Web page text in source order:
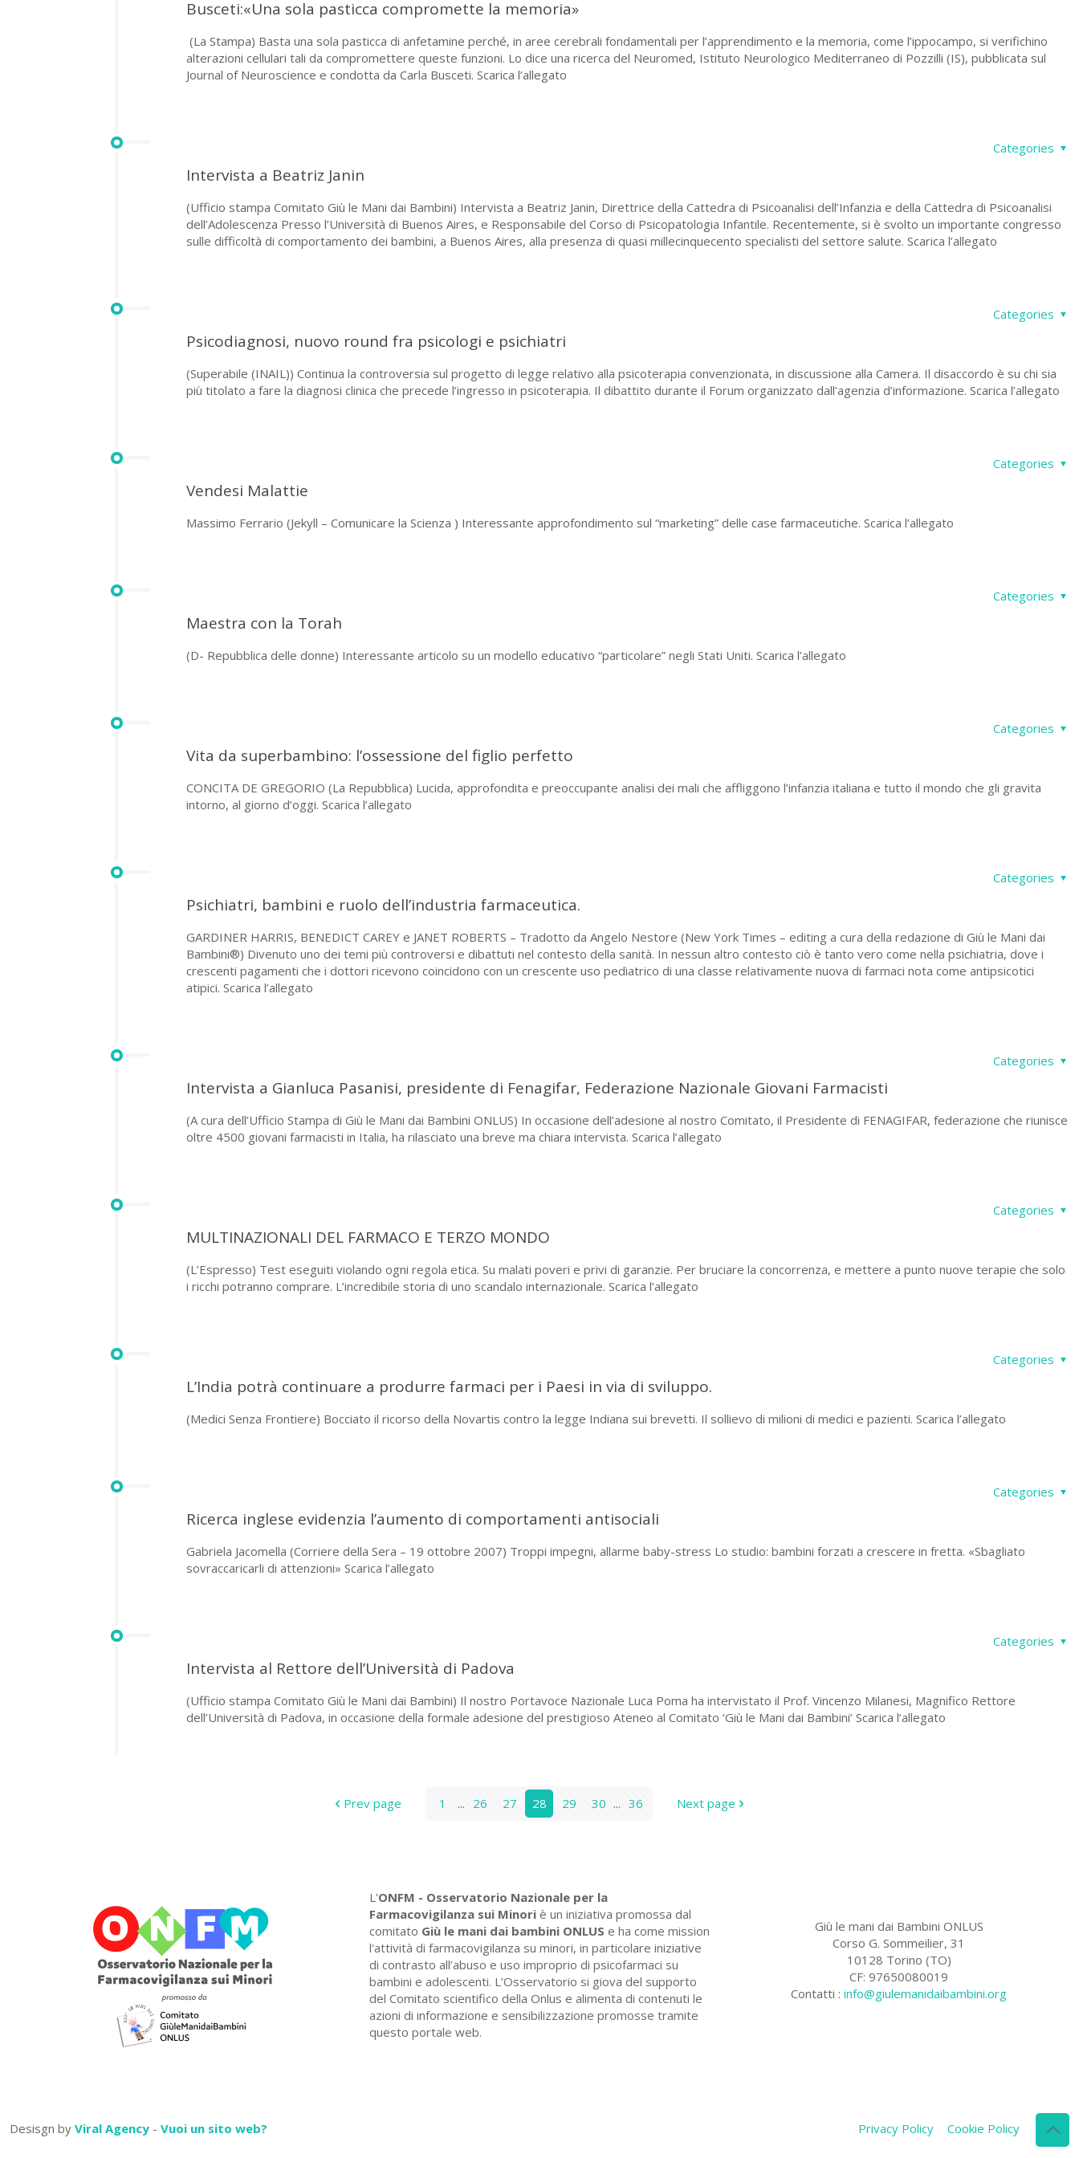
Busceti:«Una sola pasticca compromette la memoria»
(La Stampa) Basta una sola pasticca di anfetamine perché, in aree cerebrali fondamentali per l’apprendimento e la memoria, come l’ippocampo, si verifichino
alterazioni cellulari tali da compromettere queste funzioni. Lo dice una ricerca del Neuromed, Istituto Neurologico Mediterraneo di Pozzilli (IS), pubblicata sul
Journal of Neuroscience e condotta da Carla Busceti. Scarica l’allegato
Categories
Intervista a Beatriz Janin
(Ufficio stampa Comitato Giù le Mani dai Bambini) Intervista a Beatriz Janin, Direttrice della Cattedra di Psicoanalisi dell’Infanzia e della Cattedra di Psicoanalisi
dell’Adolescenza Presso l’Università di Buenos Aires, e Responsabile del Corso di Psicopatologia Infantile. Recentemente, si è svolto un importante congresso
sulle difficoltà di comportamento dei bambini, a Buenos Aires, alla presenza di quasi millecinquecento specialisti del settore salute. Scarica l’allegato
Categories
Psicodiagnosi, nuovo round fra psicologi e psichiatri
(Superabile (INAIL)) Continua la controversia sul progetto di legge relativo alla psicoterapia convenzionata, in discussione alla Camera. Il disaccordo è su chi sia
più titolato a fare la diagnosi clinica che precede l’ingresso in psicoterapia. Il dibattito durante il Forum organizzato dall’agenzia d’informazione. Scarica l’allegato
Categories
Vendesi Malattie
Massimo Ferrario (Jekyll – Comunicare la Scienza ) Interessante approfondimento sul “marketing” delle case farmaceutiche. Scarica l’allegato
Categories
Maestra con la Torah
(D- Repubblica delle donne) Interessante articolo su un modello educativo “particolare” negli Stati Uniti. Scarica l’allegato
Categories
Vita da superbambino: l’ossessione del figlio perfetto
CONCITA DE GREGORIO (La Repubblica) Lucida, approfondita e preoccupante analisi dei mali che affliggono l’infanzia italiana e tutto il mondo che gli gravita
intorno, al giorno d’oggi. Scarica l’allegato
Categories
Psichiatri, bambini e ruolo dell’industria farmaceutica.
GARDINER HARRIS, BENEDICT CAREY e JANET ROBERTS – Tradotto da Angelo Nestore (New York Times – editing a cura della redazione di Giù le Mani dai
Bambini®) Divenuto uno dei temi più controversi e dibattuti nel contesto della sanità. In nessun altro contesto ciò è tanto vero come nella psichiatria, dove i
crescenti pagamenti che i dottori ricevono coincidono con un crescente uso pediatrico di una classe relativamente nuova di farmaci nota come antipsicotici
atipici. Scarica l’allegato
Categories
Intervista a Gianluca Pasanisi, presidente di Fenagifar, Federazione Nazionale Giovani Farmacisti
(A cura dell’Ufficio Stampa di Giù le Mani dai Bambini ONLUS) In occasione dell’adesione al nostro Comitato, il Presidente di FENAGIFAR, federazione che riunisce
oltre 4500 giovani farmacisti in Italia, ha rilasciato una breve ma chiara intervista. Scarica l’allegato
Categories
MULTINAZIONALI DEL FARMACO E TERZO MONDO
(L’Espresso) Test eseguiti violando ogni regola etica. Su malati poveri e privi di garanzie. Per bruciare la concorrenza, e mettere a punto nuove terapie che solo
i ricchi potranno comprare. L’incredibile storia di uno scandalo internazionale. Scarica l’allegato
Categories
L’India potrà continuare a produrre farmaci per i Paesi in via di sviluppo.
(Medici Senza Frontiere) Bocciato il ricorso della Novartis contro la legge Indiana sui brevetti. Il sollievo di milioni di medici e pazienti. Scarica l’allegato
Categories
Ricerca inglese evidenzia l’aumento di comportamenti antisociali
Gabriela Jacomella (Corriere della Sera – 19 ottobre 2007) Troppi impegni, allarme baby-stress Lo studio: bambini forzati a crescere in fretta. «Sbagliato
sovraccaricarli di attenzioni» Scarica l’allegato
Categories
Intervista al Rettore dell’Università di Padova
(Ufficio stampa Comitato Giù le Mani dai Bambini) Il nostro Portavoce Nazionale Luca Poma ha intervistato il Prof. Vincenzo Milanesi, Magnifico Rettore
dell’Università di Padova, in occasione della formale adesione del prestigioso Ateneo al Comitato ‘Giù le Mani dai Bambini’ Scarica l’allegato
Prev page 1 ... 26 27 28 29 30 ... 36 Next page
L'ONFM - Osservatorio Nazionale per la
Farmacovigilanza sui Minori è un iniziativa promossa dal
comitato Giù le mani dai bambini ONLUS e ha come mission
l'attività di farmacovigilanza su minori, in particolare iniziative
di contrasto all’abuso e uso improprio di psicofarmaci su
bambini e adolescenti. L’Osservatorio si giova del supporto
del Comitato scientifico della Onlus e alimenta di contenuti le
azioni di informazione e sensibilizzazione promosse tramite
questo portale web.
Giù le mani dai Bambini ONLUS
Corso G. Sommeilier, 31
10128 Torino (TO)
CF: 97650080019
Contatti :info@giulemanidaibambini.org
Desisgn by Viral Agency - Vuoi un sito web? Privacy Policy Cookie Policy